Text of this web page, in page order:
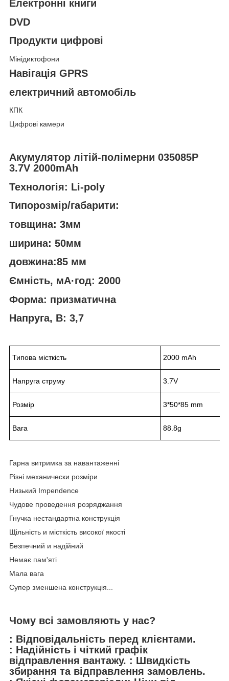
Електронні книги
DVD
Продукти цифрові
Мінідиктофони
Навігація GPRS
електричний автомобіль
КПК
Цифрові камери
Акумулятор літій-полімерни 035085P
3.7V 2000mAh
Технологія: Li-poly
Типорозмір/габарити:
товщина: 3мм
ширина: 50мм
довжина:85 мм
Ємність, мА·год: 2000
Форма: призматична
Напруга, В: 3,7
Типова місткість 2000 mAh
Напруга струму 3.7V
Розмір 3*50*85 mm
Вага 88.8g
Гарна витримка за навантаженні
Різні механически розміри
Низький Impendence
Чудове проведення розряджання
Гнучка нестандартна конструкція
Щільність и місткість високої якості
Безпечний и надійний
Немає пам'яті
Мала вага
Супер зменшена конструкція...
Чому всі замовляють у нас?
: Відповідальність перед клієнтами.
: Надійність і чіткий графік
відправлення вантажу. : Швидкість
збирання та відправлення замовлень.